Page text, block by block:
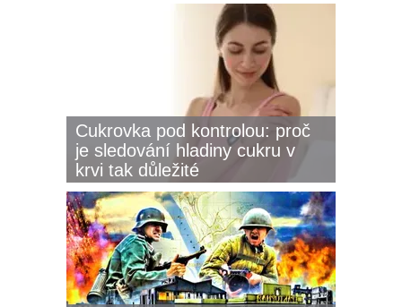
Cukrovka pod kontrolou: proč
je sledování hladiny cukru v
krvi tak důležité